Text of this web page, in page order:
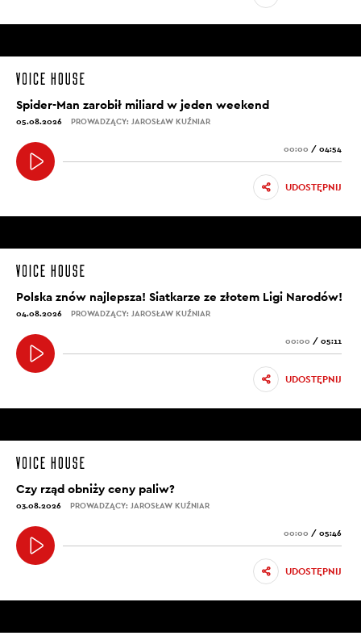
Spider-Man zarobił miliard w jeden weekend
05.08.2026 PROWADZĄCY: JAROSŁAW KUŹNIAR
00:00 / 04:54
UDOSTĘPNIJ
Polska znów najlepsza! Siatkarze ze złotem Ligi Narodów!
04.08.2026 PROWADZĄCY: JAROSŁAW KUŹNIAR
00:00 / 05:11
UDOSTĘPNIJ
Czy rząd obniży ceny paliw?
03.08.2026 PROWADZĄCY: JAROSŁAW KUŹNIAR
00:00 / 05:46
UDOSTĘPNIJ